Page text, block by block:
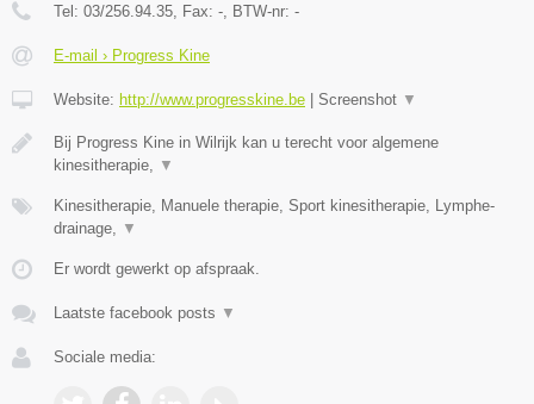
Tel: 03/256.94.35 , Fax: - , BTW-nr: -
E-mail › Progress Kine
Website: http://www.progresskine.be Screenshot ▼
Bij Progress Kine in Wilrijk kan u terecht voor algemene
kinesitherapie,
▼
Kinesitherapie, Manuele therapie, Sport kinesitherapie, Lymphe-
drainage,
▼
Er wordt gewerkt op afspraak.
Laatste facebook posts ▼
Sociale media: